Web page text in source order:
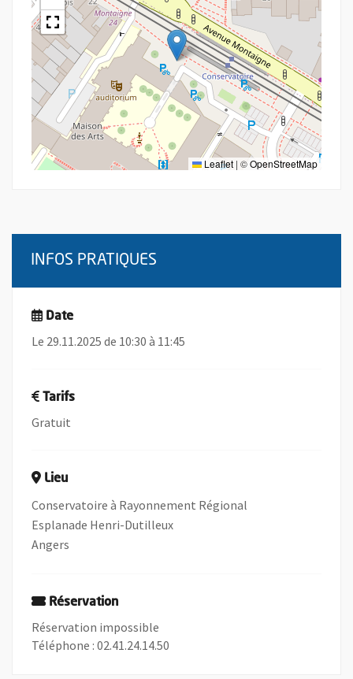
Leaflet | ©OpenStreetMap
INFOS PRATIQUES
Date
Le 29.11.2025 de 10:30 à 11:45
Tarifs
Gratuit
Lieu
Conservatoire à Rayonnement Régional
Esplanade Henri-Dutilleux
Angers
Réservation
Réservation impossible
Téléphone : 02.41.24.14.50